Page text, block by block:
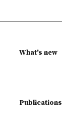
What's new
Publications